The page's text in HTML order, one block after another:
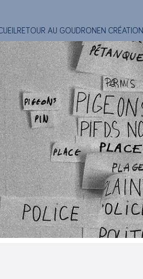
RETOUR AU GOUDRON EN CRÉATION